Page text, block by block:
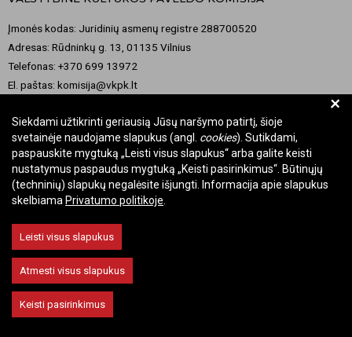
Įmonės kodas: Juridinių asmenų registre 288700520
Adresas: Rūdninkų g. 13, 01135 Vilnius
Telefonas: +370 699 13972
El. paštas: komisija@vkpk.lt
© 2026 Valstybinė kultūros paveldo komisija. Visos teisės saugomos.
Keisti slapukų nustatymus
+
Siekdami užtikrinti geriausią Jūsų naršymo patirtį, šioje
svetainėje naudojame slapukus (angl. cookies). Sutikdami,
paspauskite mygtuką „Leisti visus slapukus“ arba galite keisti
nustatymus paspaudus mygtuką „Keisti pasirinkimus“. Būtinųjų
(techninių) slapukų negalėsite išjungti. Informacija apie slapukus
skelbiama Privatumo politikoje
Leisti visus slapukus
Atmesti visus slapukus
Keisti pasirinkimus